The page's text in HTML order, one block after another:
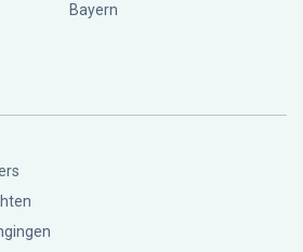
Bayern